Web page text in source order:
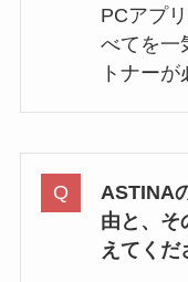
PCアプ
べてを一
トナーが
ASTINA
由と、そ
えてくだ